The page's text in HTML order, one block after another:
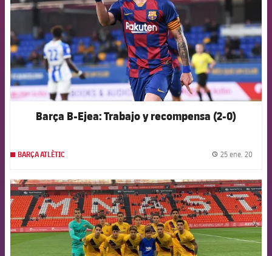
Barça B-Ejea: Trabajo y recompensa (2-0)
BARÇA ATLÈTIC 25 ene. 20
FCB Barcelona badge